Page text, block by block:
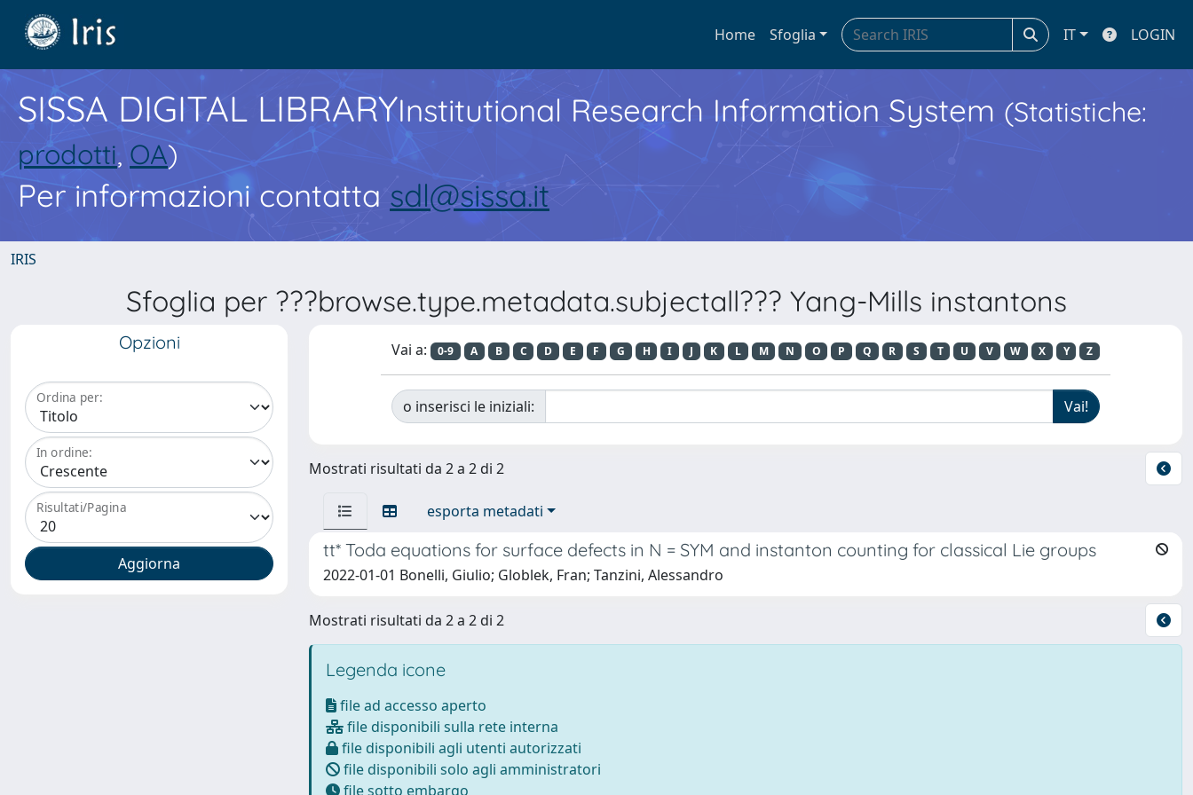
Home Sfoglia IT LOGIN
SISSA DIGITAL LIBRARYInstitutional Research Information System (Statistiche:
prodotti, OA)
Per informazioni contatta sdl@sissa.it
IRIS
Sfoglia per ???browse.type.metadata.subjectall??? Yang-Mills instantons
Opzioni
Ordina per:
In ordine:
Risultati/Pagina
Vai a: 0-9 A B C D E F G H I J K L M N O P Q R S T U V W X Y Z
o inserisci le iniziali:
Mostrati risultati da 2 a 2 di 2
esporta metadati
tt* Toda equations for surface defects in N = SYM and instanton counting for classical Lie groups
2022-01-01 Bonelli, Giulio; Globlek, Fran; Tanzini, Alessandro
Mostrati risultati da 2 a 2 di 2
Legenda icone
file ad accesso aperto
file disponibili sulla rete interna
file disponibili agli utenti autorizzati
file disponibili solo agli amministratori
file sotto embargo